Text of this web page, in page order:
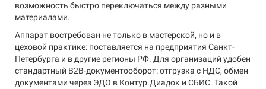
возможность быстро переключаться между разными
материалами.
Аппарат востребован не только в мастерской, но и в
цеховой практике: поставляется на предприятия Санкт-
Петербурга и в другие регионы РФ. Для организаций удобен
стандартный B2B-документооборот: отгрузка с НДС, обмен
документами через ЭДО в Контур.Диадок и СБИС. Такой